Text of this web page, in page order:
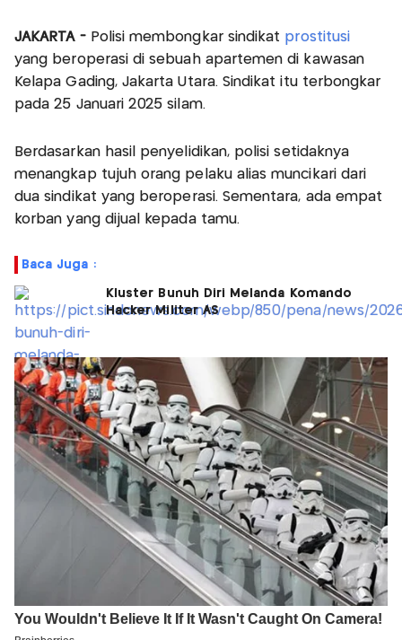
JAKARTA -Polisi membongkar sindikat prostitusi
yang beroperasi di sebuah apartemen di kawasan
Kelapa Gading, Jakarta Utara. Sindikat itu terbongkar
pada 25 Januari 2025 silam.
Berdasarkan hasil penyelidikan, polisi setidaknya
menangkap tujuh orang pelaku alias muncikari dari
dua sindikat yang beroperasi. Sementara, ada empat
korban yang dijual kepada tamu.
Baca Juga :
Kluster Bunuh Diri Melanda Komando
Hacker Militer AS